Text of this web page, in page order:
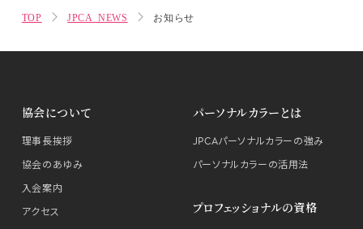
TOP JPCA NEWS お知らせ
協会について
理事長挨拶
協会のあゆみ
入会案内
アクセス
パーソナルカラーとは
JPCAパーソナルカラーの強み
パーソナルカラーの活用法
プロフェッショナルの資格